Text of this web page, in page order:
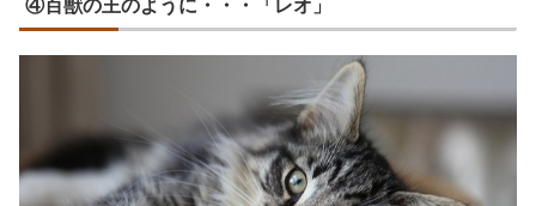
④百獣の王のように・・・「レオ」